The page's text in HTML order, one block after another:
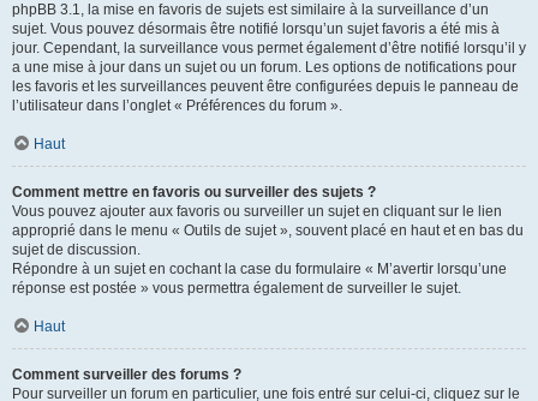
phpBB 3.1, la mise en favoris de sujets est similaire à la surveillance d’un
sujet. Vous pouvez désormais être notifié lorsqu’un sujet favoris a été mis à
jour. Cependant, la surveillance vous permet également d’être notifié lorsqu’il y
a une mise à jour dans un sujet ou un forum. Les options de notifications pour
les favoris et les surveillances peuvent être configurées depuis le panneau de
l’utilisateur dans l’onglet « Préférences du forum ».
Haut
Comment mettre en favoris ou surveiller des sujets ?
Vous pouvez ajouter aux favoris ou surveiller un sujet en cliquant sur le lien
approprié dans le menu « Outils de sujet », souvent placé en haut et en bas du
sujet de discussion.
Répondre à un sujet en cochant la case du formulaire « M’avertir lorsqu’une
réponse est postée » vous permettra également de surveiller le sujet.
Haut
Comment surveiller des forums ?
Pour surveiller un forum en particulier, une fois entré sur celui-ci, cliquez sur le